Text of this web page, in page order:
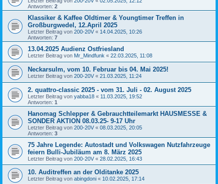
Antworten: 2
Klassiker & Kaffee Oldtimer & Youngtimer Treffen in
Großburgwedel, 12.April 2025
Letzter Beitrag von 200-20V « 14.04.2025, 10:26
Antworten: 7
13.04.2025 Audienz Ostfriesland
Letzter Beitrag von Mr_Mindfunk « 22.03.2025, 11:08
Neckarsulm, vom 10. Februar bis 04. Mai 2025!
Letzter Beitrag von 200-20V « 21.03.2025, 11:24
2. quattro-classic 2025 - vom 31. Juli - 02. August 2025
Letzter Beitrag von yabba18 « 11.03.2025, 19:52
Antworten: 1
Hanomag Schlepper & Gebrauchtteilemarkt HAUSMESSE &
SONDER AKTION 08.03.25- 9-17 Uhr
Letzter Beitrag von 200-20V « 08.03.2025, 20:05
Antworten: 3
75 Jahre Legende: Autostadt und Volkswagen Nutzfahrzeuge
feiern Bulli-Jubiläum am 8. März 2025
Letzter Beitrag von 200-20V « 28.02.2025, 16:43
10. Auditreffen an der Olditanke 2025
Letzter Beitrag von abingdoni « 10.02.2025, 17:14